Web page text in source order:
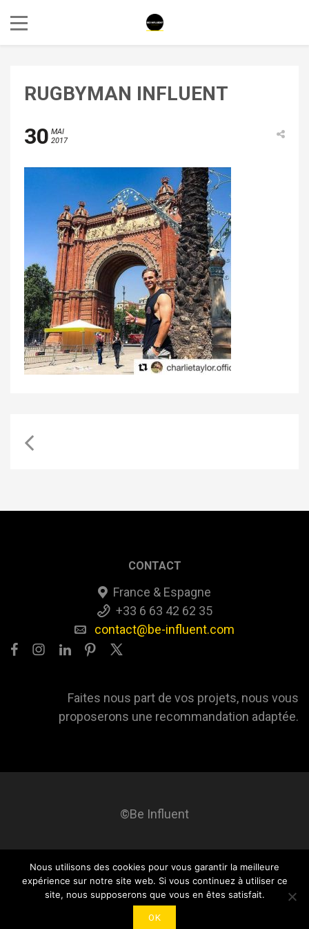
RUGBYMAN INFLUENT
30 MAI
2017
CONTACT
France & Espagne
+33 6 63 42 62 35
contact@be-influent.com
Faites nous part de vos projets, nous vous
proposerons une recommandation adaptée.
©Be Influent
Be influent A propos Blog Contact Mentions légales
Nous utilisons des cookies pour vous garantir la meilleure
expérience sur notre site web. Si vous continuez à utiliser ce
site, nous supposerons que vous en êtes satisfait.
OK